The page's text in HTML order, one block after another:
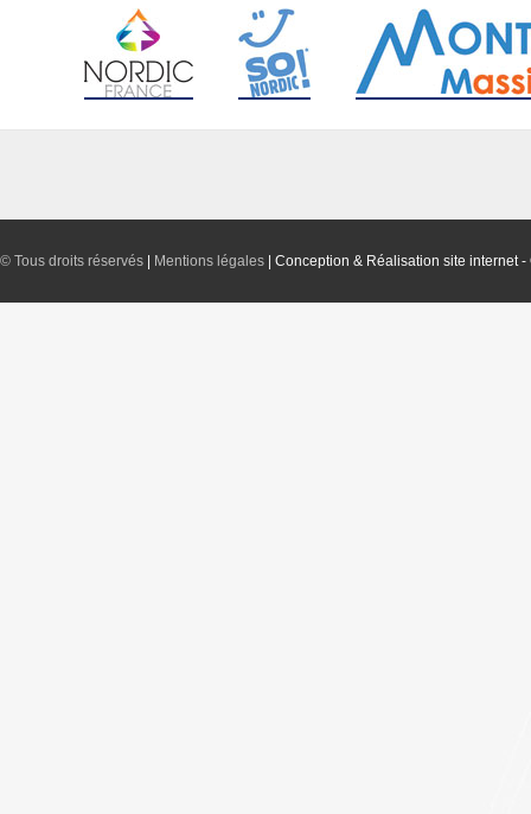
© Tous droits réservés | Mentions légales | Conception & Réalisation site internet -